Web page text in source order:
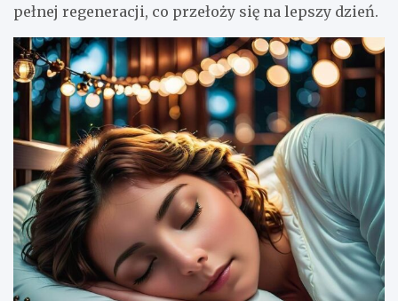
pełnej regeneracji, co przełoży się na lepszy dzień.